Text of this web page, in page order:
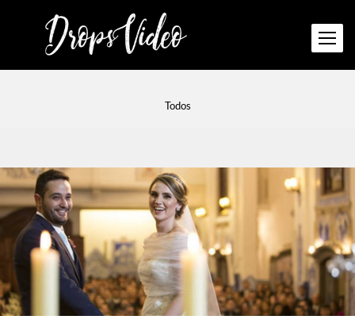
Todos